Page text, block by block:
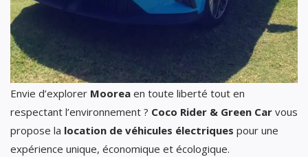
Envie d’explorer Moorea en toute liberté tout en
respectant l’environnement ? Coco Rider & Green Car vous
propose la location de véhicules électriques pour une
expérience unique, économique et écologique.